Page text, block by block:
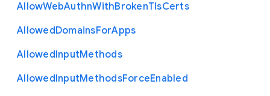
AllowWebAuthnWithBrokenTlsCerts
AllowedDomainsForApps
AllowedInputMethods
AllowedInputMethodsForceEnabled